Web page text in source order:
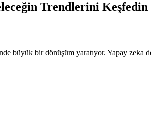
Trendlerini Keşfedin
büyük bir dönüşüm yaratıyor. Yapay